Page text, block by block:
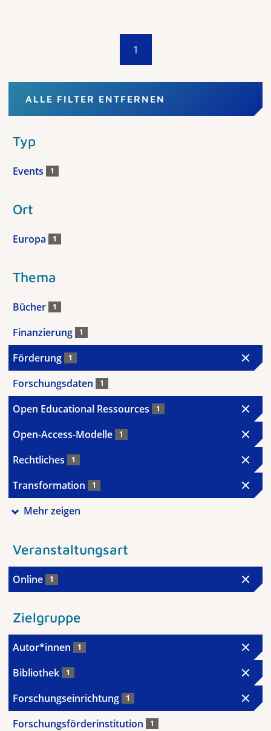
1
ALLE FILTER ENTFERNEN
Typ
Events 1
Ort
Europa 1
Thema
Bücher 1
Finanzierung 1
Förderung 1
Forschungsdaten 1
Open Educational Ressources 1
Open-Access-Modelle 1
Rechtliches 1
Transformation 1
Mehr zeigen
Veranstaltungsart
Online 1
Zielgruppe
Autor*innen 1
Bibliothek 1
Forschungseinrichtung 1
Forschungsförderinstitution 1